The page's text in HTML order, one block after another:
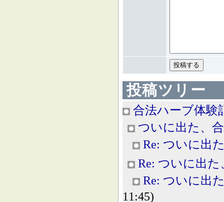
投稿ツリー
合法ハーブ体験
ついに出た、
Re: ついに出
Re: ついに出
Re: ついに出
11:45)